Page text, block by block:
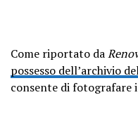
Come riportato da
possesso dell’archivio
consente di fotografare